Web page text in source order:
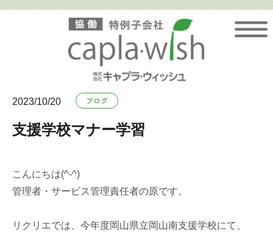
2023/10/20 ブログ
支援学校マナー学習
こんにちは(^-^)
管理者・サービス管理責任者の原です。
リクリエでは、今年度岡山県立岡山南支援学校にて、